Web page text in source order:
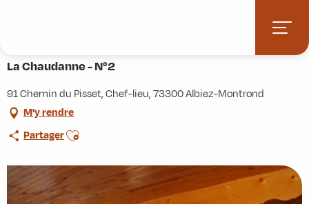
La Chaudanne - N°2
91 Chemin du Pisset, Chef-lieu, 73300 Albiez-Montrond
M'y rendre
PartagerAjouter aux favoris